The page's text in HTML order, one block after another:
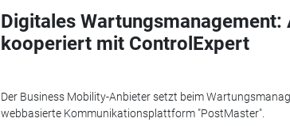
Digitales Wartungsmanagement:
kooperiert mit ControlExpert
Der Business Mobility-Anbieter setzt beim
webbasierte Kommunikationsplattform "PostMaster".